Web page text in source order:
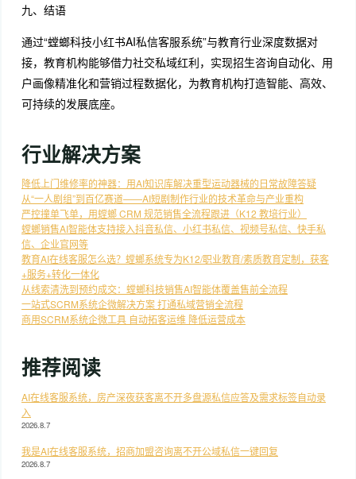
九、结语
通过“螳螂科技小红书AI私信客服系统”与教育行业深度数据对
接，教育机构能够借力社交私域红利，实现招生咨询自动化、用
户画像精准化和营销过程数据化，为教育机构打造智能、高效、
可持续的发展底座。
行业解决方案
降低上门维修率的神器：用AI知识库解决重型运动器械的日常故障答疑
从“一人剧组”到百亿赛道——AI短剧制作行业的技术革命与产业重构
严控撞单飞单，用螳螂 CRM 规范销售全流程跟进（K12 教培行业）
螳螂销售AI智能体支持接入抖音私信、小红书私信、视频号私信、快手私
信、企业官网等
教育AI在线客服怎么选？螳螂系统专为K12/职业教育/素质教育定制，获客
+服务+转化一体化
从线索清洗到预约成交：螳螂科技销售AI智能体覆盖售前全流程
一站式SCRM系统企微解决方案 打通私域营销全流程
商用SCRM系统企微工具 自动拓客运维 降低运营成本
推荐阅读
AI在线客服系统，房产深夜获客离不开多盘源私信应答及需求标签自动录
入
2026.8.7
我是AI在线客服系统，招商加盟咨询离不开公域私信一键回复
2026.8.7